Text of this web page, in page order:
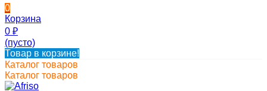
0
Корзина
0 ₽
(пусто)
Товар в корзине!
Каталог товаров
Каталог товаров